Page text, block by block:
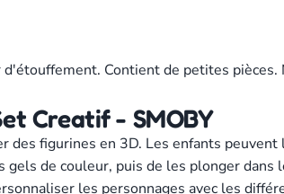
Contient de petites pièces.
Creatif - SMOBY
des figurines en 3D. Les enfants
de couleur, puis de les plonger
les personnages avec les